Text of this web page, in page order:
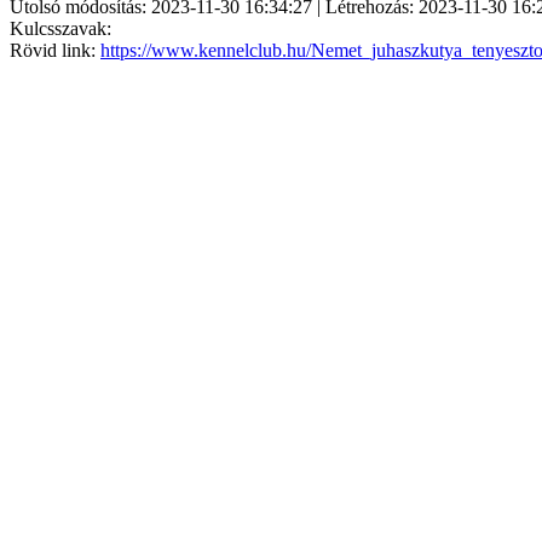
Utolsó módosítás: 2023-11-30 16:34:27 | Létrehozás: 2023-11-30
Kulcsszavak:
Rövid link: https://www.kennelclub.hu/